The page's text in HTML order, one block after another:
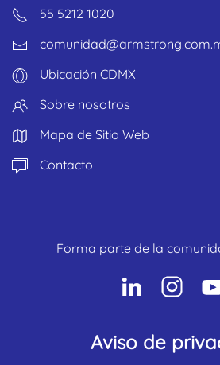
55 5212 1020
Ubicación CDMX
Sobre nosotros
Mapa de Sitio Web
Contacto
Forma parte de la
Aviso de